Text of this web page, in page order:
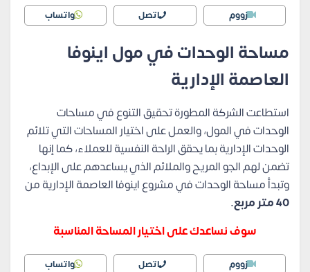
زووم اتصل واتساب
مساحة الوحدات في مول اينوفا
العاصمة الإدارية
استطاعت الشركة المطورة تحقيق التنوع في مساحات
الوحدات في المول، والعمل على اختيار المساحات التي تلائم
الوحدات الإدارية بما يحقق الراحة النفسية للعملاء، كما إنها
تضمن لهم الجو المريح والملائم الذي يساعدهم على الإبداع،
وتبدأ مساحة الوحدات في مشروع اينوفا العاصمة الإدارية من
40 متر مربع.
سوف نساعدك على اختيار المساحة المناسبة
زووم اتصل واتساب